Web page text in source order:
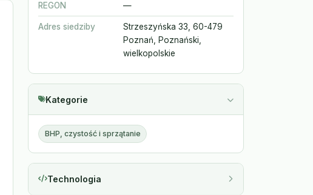
REGON —
Adres siedziby
Strzeszyńska 33, 60-479
Poznań, Poznański,
wielkopolskie
Kategorie
BHP, czystość i sprzątanie
Technologia